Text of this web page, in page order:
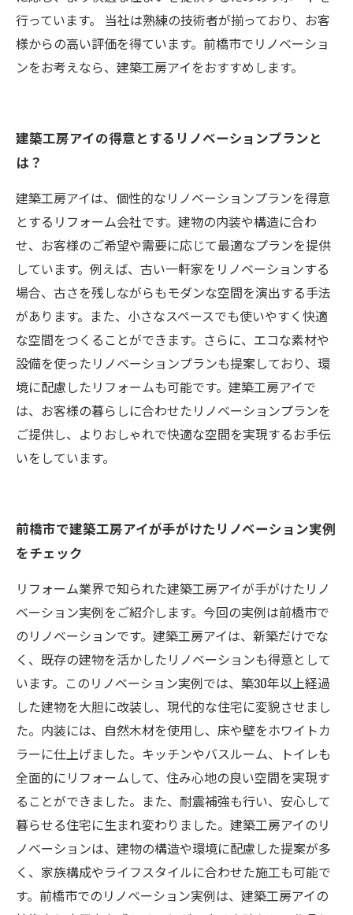
行っています。 当社は熟練の技術者が揃っており、お客
様からの高い評価を得ています。前橋市でリノベーショ
ンをお考えなら、建築工房アイをおすすめします。
建築工房アイの得意とするリノベーションプランと
は？
建築工房アイは、個性的なリノベーションプランを得意
とするリフォーム会社です。建物の内装や構造に合わ
せ、お客様のご希望や需要に応じて最適なプランを提供
しています。例えば、古い一軒家をリノベーションする
場合、古さを残しながらもモダンな空間を演出する手法
があります。また、小さなスペースでも使いやすく快適
な空間をつくることができます。さらに、エコな素材や
設備を使ったリノベーションプランも提案しており、環
境に配慮したリフォームも可能です。建築工房アイで
は、お客様の暮らしに合わせたリノベーションプランを
ご提供し、よりおしゃれで快適な空間を実現するお手伝
いをしています。
前橋市で建築工房アイが手がけたリノベーション実例
をチェック
リフォーム業界で知られた建築工房アイが手がけたリノ
ベーション実例をご紹介します。今回の実例は前橋市で
のリノベーションです。建築工房アイは、新築だけでな
く、既存の建物を活かしたリノベーションも得意として
います。このリノベーション実例では、築30年以上経過
した建物を大胆に改装し、現代的な住宅に変貌させまし
た。内装には、自然木材を使用し、床や壁をホワイトカ
ラーに仕上げました。キッチンやバスルーム、トイレも
全面的にリフォームして、住み心地の良い空間を実現す
ることができました。また、耐震補強も行い、安心して
暮らせる住宅に生まれ変わりました。建築工房アイのリ
ノベーションは、建物の構造や環境に配慮した提案が多
く、家族構成やライフスタイルに合わせた施工も可能で
す。前橋市でのリノベーション実例は、建築工房アイの